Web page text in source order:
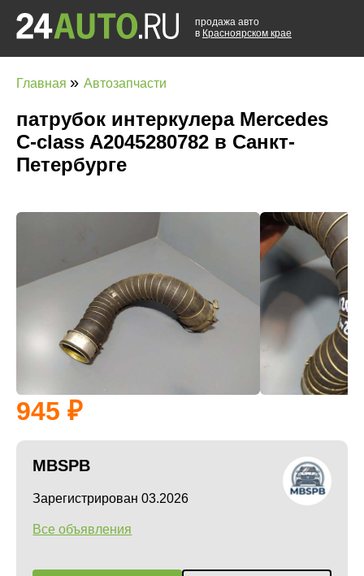
продажа авто
в Красноярском крае
Главная » Автозапчасти
патрубок интеркулера Mercedes
C-class A2045280782 в Санкт-
Петербурге
945
MBSPB
Зарегистрирован 03.2026
Все объявления